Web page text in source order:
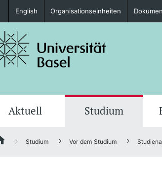
Studieninteressierte
Fördernde & Alumni
English Organisationseinheiten
Aktuell Studium
Studium Vor dem Studium